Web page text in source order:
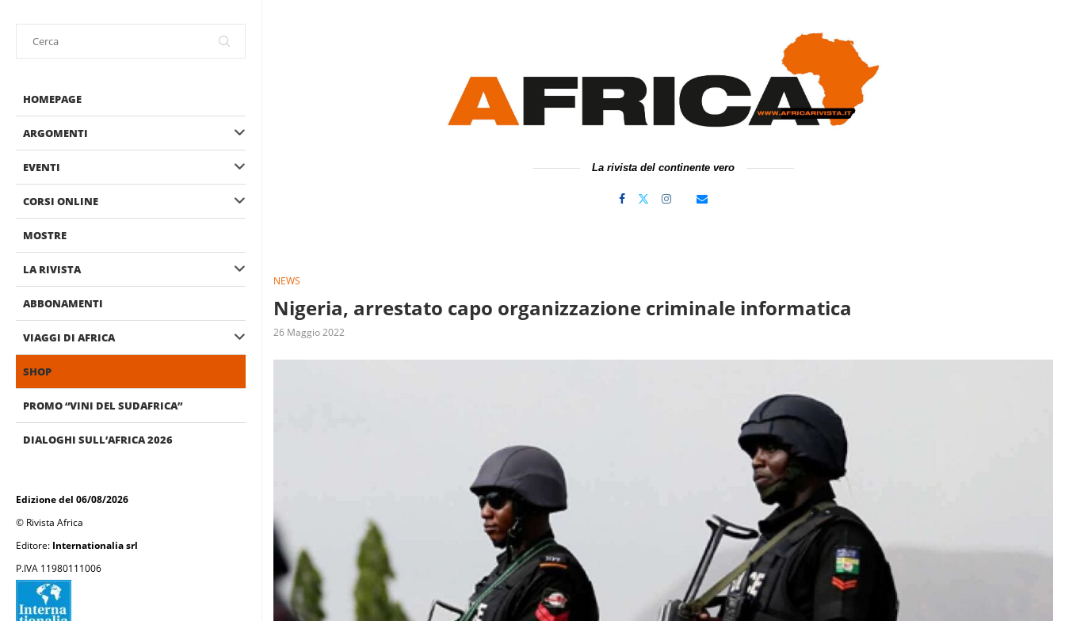
HOMEPAGE
ARGOMENTI
EVENTI
CORSI ONLINE
MOSTRE
LA RIVISTA
ABBONAMENTI
VIAGGI DI AFRICA
SHOP
PROMO “VINI DEL SUDAFRICA”
DIALOGHI SULL’AFRICA 2026
Edizione del 06/08/2026
© Rivista Africa
Editore: Internationalia srl
P.IVA 11980111006
La rivista del continente vero
NEWS
Nigeria, arrestato capo organizzazione criminale informatica
26 Maggio 2022